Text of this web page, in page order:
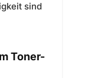
sind
Toner-